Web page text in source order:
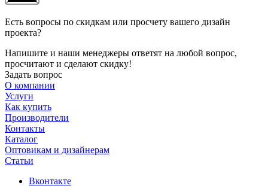
Есть вопросы по скидкам или просчету вашего дизайн
проекта?
Напишите и наши менеджеры ответят на любой вопрос,
просчитают и сделают скидку!
Задать вопрос
О компании
Услуги
Как купить
Производители
Контакты
Каталог
Оптовикам и дизайнерам
Статьи
Вконтакте